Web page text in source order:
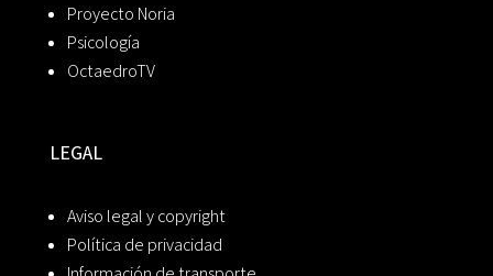
Proyecto Noria
Psicología
OctaedroTV
LEGAL
Aviso legal y copyright
Política de privacidad